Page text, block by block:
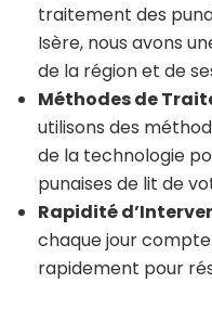
traitement des
Isère, nous avons
de la région et de
Méthodes de
utilisons des
de la technologie
punaises de lit de
Rapidité
chaque jour
rapidement pour